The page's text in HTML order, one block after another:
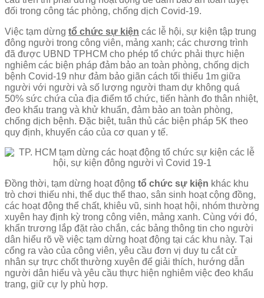
đối trong công tác phòng, chống dịch Covid-19.
Việc tạm dừng tổ chức sự kiện các lễ hội, sự kiện tập trung
đông người trong công viên, mảng xanh; các chương trình
đã được UBND TPHCM cho phép tổ chức phải thực hiện
nghiêm các biện pháp đảm bảo an toàn phòng, chống dịch
bệnh Covid-19 như đảm bảo giãn cách tối thiểu 1m giữa
người với người và số lượng người tham dự không quá
50% sức chứa của địa điểm tổ chức, tiến hành đo thân nhiệt,
đeo khẩu trang và khử khuẩn, đảm bảo an toàn phòng,
chống dịch bệnh. Đặc biệt, tuân thủ các biện pháp 5K theo
quy định, khuyến cáo của cơ quan y tế.
Đồng thời, tạm dừng hoạt động tổ chức sự kiện khác khu
trò chơi thiếu nhi, thể dục thể thao, sân sinh hoạt cộng đồng,
các hoạt động thể chất, khiêu vũ, sinh hoạt hội, nhóm thường
xuyên hay định kỳ trong công viên, mảng xanh. Cùng với đó,
khẩn trương lắp đặt rào chắn, các bảng thông tin cho người
dân hiểu rõ về việc tạm dừng hoạt động tại các khu này. Tại
cổng ra vào của công viên, yêu cầu đơn vị duy tu cắt cử
nhân sự trực chốt thường xuyên để giải thích, hướng dẫn
người dân hiểu và yêu cầu thực hiện nghiêm việc đeo khẩu
trang, giữ cự ly phù hợp.